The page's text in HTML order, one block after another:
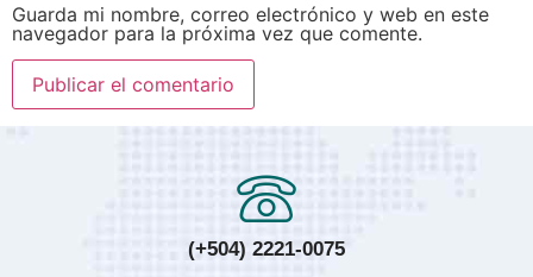
Guarda mi nombre, correo electrónico y web en este
navegador para la próxima vez que comente.
(+504) 2221-0075